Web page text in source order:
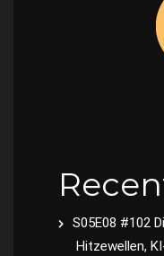
S05E08 #102
Hitzewellen,